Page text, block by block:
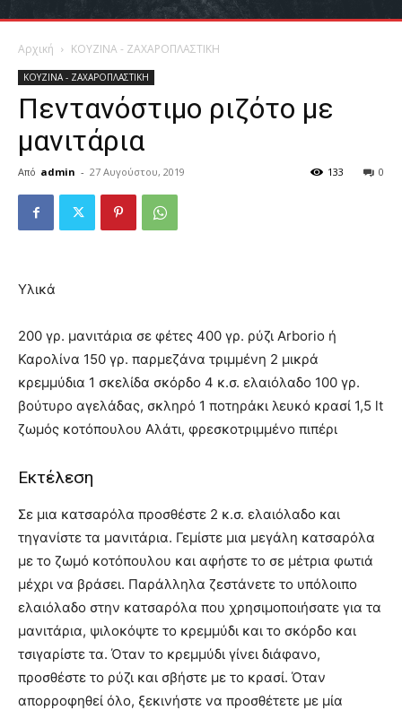
Αρχική ΚΟΥΖΙΝΑ - ΖΑΧΑΡΟΠΛΑΣΤΙΚΗ
ΚΟΥΖΙΝΑ - ΖΑΧΑΡΟΠΛΑΣΤΙΚΗ
Πεντανόστιμο ριζότο με
μανιτάρια
Από admin - 27 Αυγούστου, 2019 0
133
Υλικά
200 γρ. μανιτάρια σε φέτες 400 γρ. ρύζι Arborio ή
Καρολίνα 150 γρ. παρμεζάνα τριμμένη 2 μικρά
κρεμμύδια 1 σκελίδα σκόρδο 4 κ.σ. ελαιόλαδο 100 γρ.
βούτυρο αγελάδας, σκληρό 1 ποτηράκι λευκό κρασί 1,5 lt
ζωμός κοτόπουλου Αλάτι, φρεσκοτριμμένο πιπέρι
Εκτέλεση
Σε μια κατσαρόλα προσθέστε 2 κ.σ. ελαιόλαδο και
τηγανίστε τα μανιτάρια. Γεμίστε μια μεγάλη κατσαρόλα
με το ζωμό κοτόπουλου και αφήστε το σε μέτρια φωτιά
μέχρι να βράσει. Παράλληλα ζεστάνετε το υπόλοιπο
ελαιόλαδο στην κατσαρόλα που χρησιμοποιήσατε για τα
μανιτάρια, ψιλοκόψτε το κρεμμύδι και το σκόρδο και
τσιγαρίστε τα. Όταν το κρεμμύδι γίνει διάφανο,
προσθέστε το ρύζι και σβήστε με το κρασί. Όταν
απορροφηθεί όλο, ξεκινήστε να προσθέτετε με μία